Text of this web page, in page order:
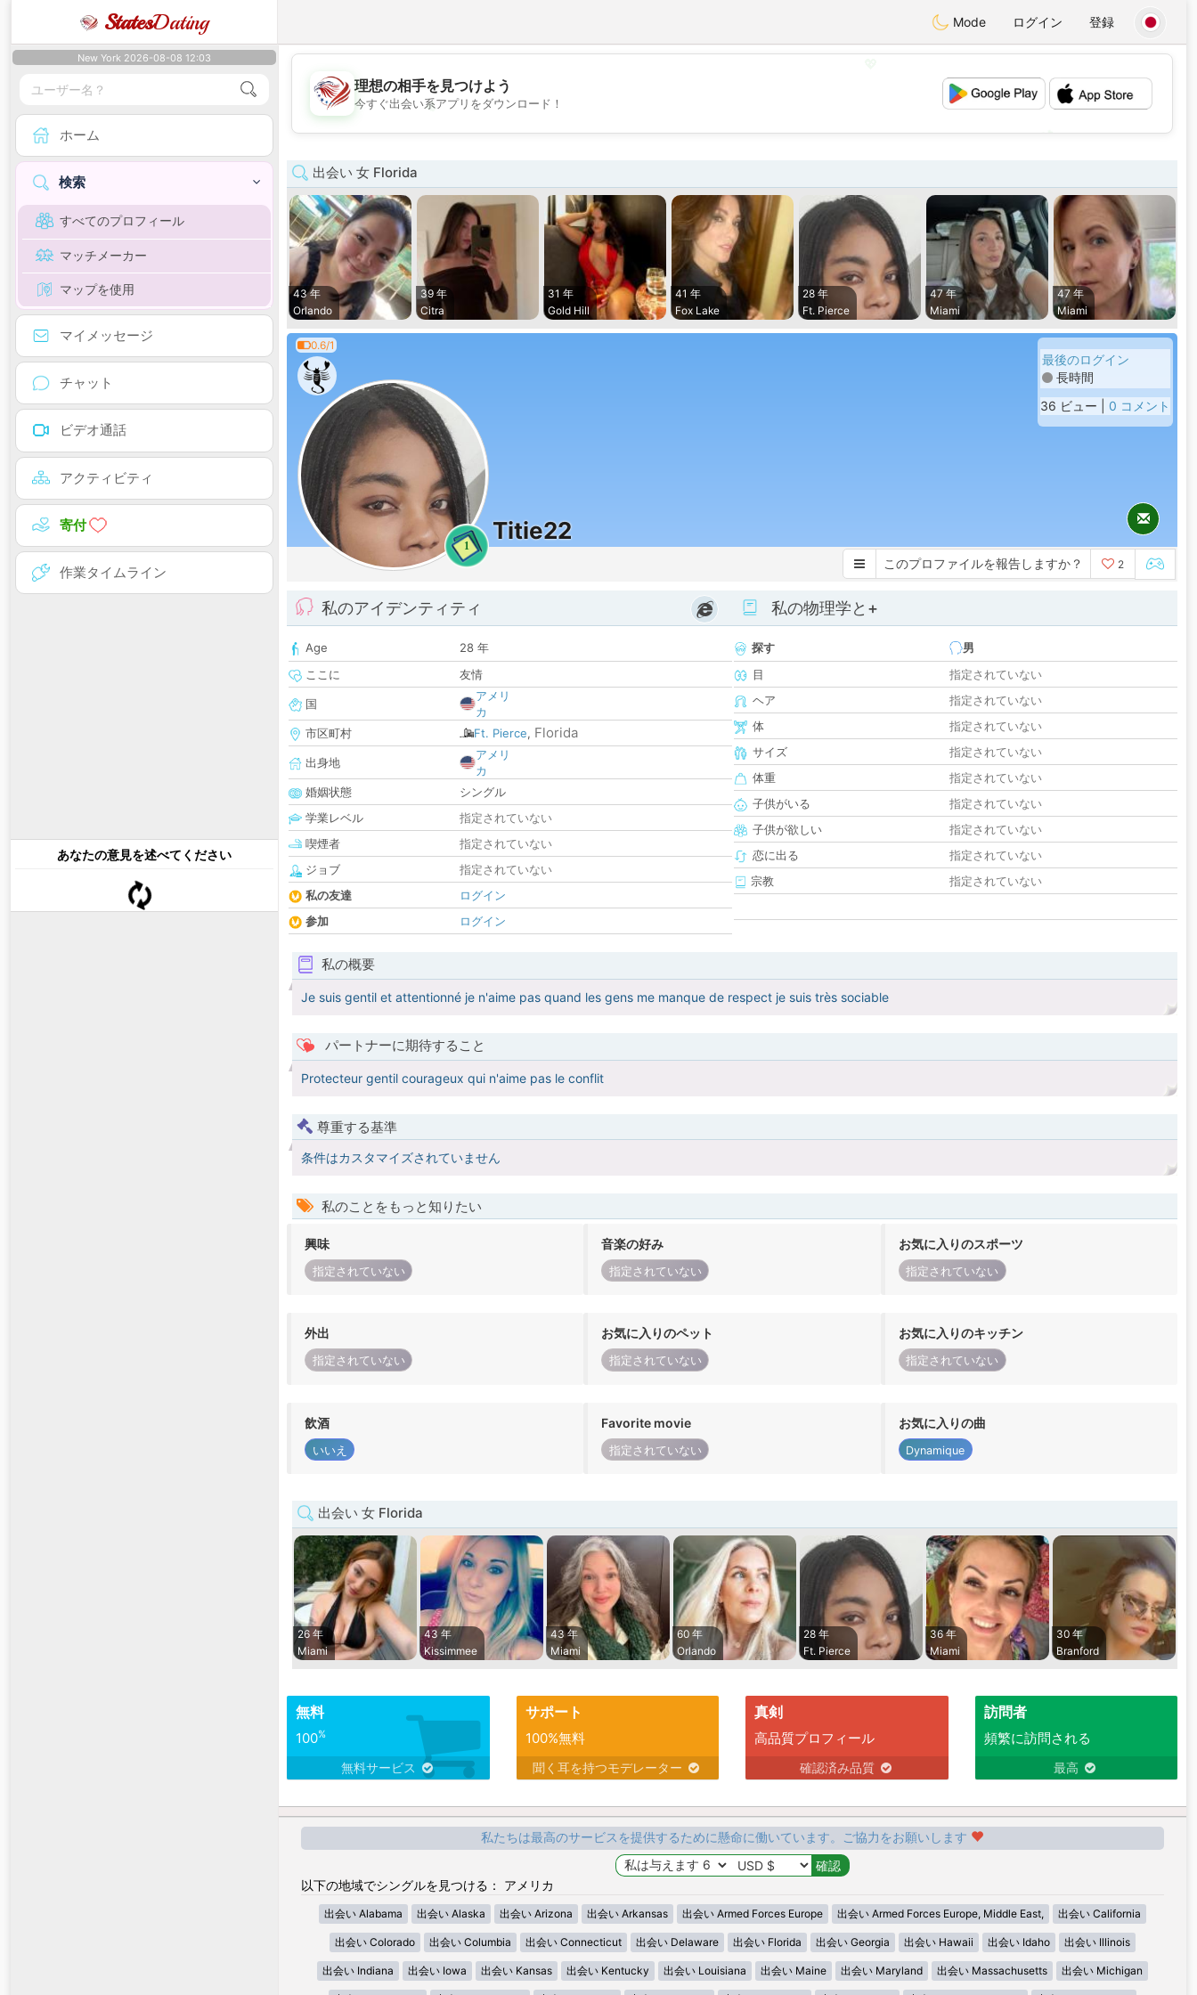
StatesDating Mode ログイン 登録
New York 2026-08-08 12:03
ホーム
検索
すべてのプロフィール
マッチメーカー
マップを使用
マイメッセージ
チャット
ビデオ通話
アクティビティ
寄付
作業タイムライン
あなたの意見を述べてください
💖
💕
理想の相手を見つけよう
今すぐ出会い系アプリをダウンロード！
出会い 女 Florida
43 年
Orlando
39 年
Citra
31 年
Gold Hill
41 年
Fox Lake
28 年
Ft. Pierce
47 年
Miami
47 年
Miami
0.6/1
1
Titie22
最後のログイン
長時間
36 ビュー | 0 コメント
このプロファイルを報告しますか？ 2
私のアイデンティティ
Age
28 年
ここに
友情
国
アメリ
カ
市区町村
Ft. Pierce, Florida
出身地
アメリ
カ
婚姻状態
シングル
学業レベル
指定されていない
喫煙者
指定されていない
ジョブ
指定されていない
私の友達
ログイン
参加
ログイン
私の物理学と+
探す
男
目
指定されていない
ヘア
指定されていない
体
指定されていない
サイズ
指定されていない
体重
指定されていない
子供がいる
指定されていない
子供が欲しい
指定されていない
恋に出る
指定されていない
宗教
指定されていない
私の概要
Je suis gentil et attentionné je n'aime pas quand les gens me manque de respect je suis très sociable
パートナーに期待すること
Protecteur gentil courageux qui n'aime pas le conflit
尊重する基準
条件はカスタマイズされていません
私のことをもっと知りたい
興味
指定されていない
音楽の好み
指定されていない
お気に入りのスポーツ
指定されていない
外出
指定されていない
お気に入りのペット
指定されていない
お気に入りのキッチン
指定されていない
飲酒
いいえ
Favorite movie
指定されていない
お気に入りの曲
Dynamique
出会い 女 Florida
26 年
Miami
43 年
Kissimmee
43 年
Miami
60 年
Orlando
28 年
Ft. Pierce
36 年
Miami
30 年
Branford
無料
100%
無料サービス
サポート
100%無料
聞く耳を持つモデレーター
真剣
高品質プロフィール
確認済み品質
訪問者
頻繁に訪問される
最高
私たちは最高のサービスを提供するために懸命に働いています。ご協力をお願いします
以下の地域でシングルを見つける： アメリカ
出会い Alabama 出会い Alaska 出会い Arizona 出会い Arkansas 出会い Armed Forces Europe 出会い Armed Forces Europe, Middle East, 出会い California
出会い Colorado 出会い Columbia 出会い Connecticut 出会い Delaware 出会い Florida 出会い Georgia 出会い Hawaii 出会い Idaho 出会い Illinois
出会い Indiana 出会い Iowa 出会い Kansas 出会い Kentucky 出会い Louisiana 出会い Maine 出会い Maryland 出会い Massachusetts 出会い Michigan